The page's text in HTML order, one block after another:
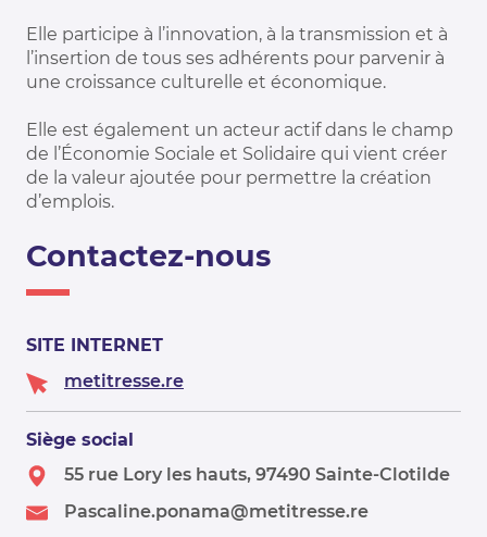
Elle participe à l’innovation, à la transmission et à
l’insertion de tous ses adhérents pour parvenir à
une croissance culturelle et économique.
Elle est également un acteur actif dans le champ
de l’Économie Sociale et Solidaire qui vient créer
de la valeur ajoutée pour permettre la création
d’emplois.
Contactez-nous
SITE INTERNET
metitresse.re
Siège social
55 rue Lory les hauts, 97490 Sainte-Clotilde
Pascaline.ponama@metitresse.re